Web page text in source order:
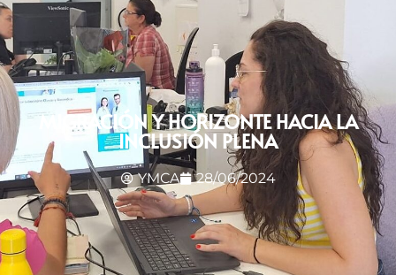
MIGRACIÓN Y HORIZONTE HACIA LA
INCLUSIÓN PLENA
YMCA 28/06/2024